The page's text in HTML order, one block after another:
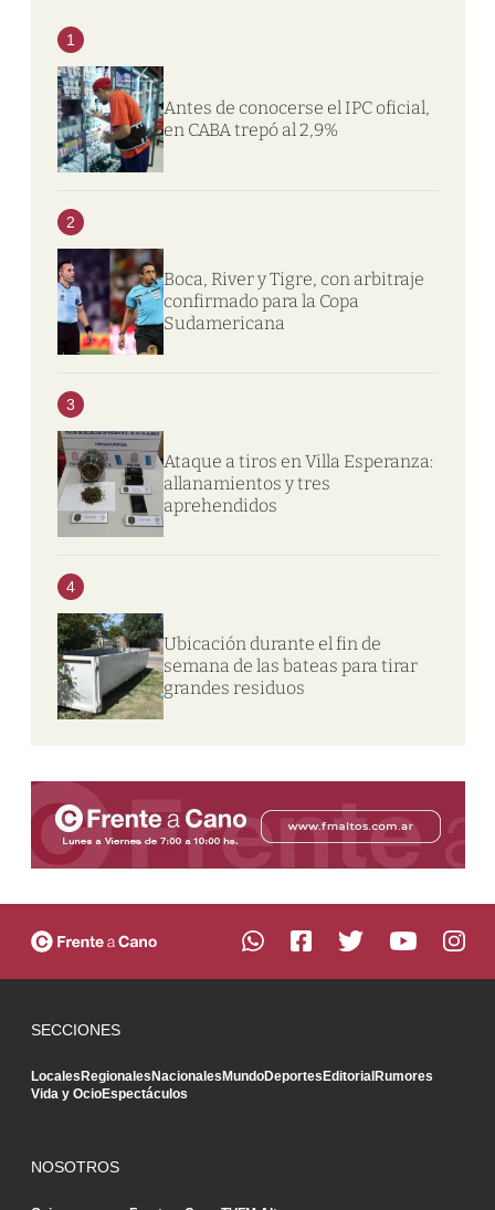
1
Antes de conocerse el IPC oficial,
en CABA trepó al 2,9%
2
Boca, River y Tigre, con arbitraje
confirmado para la Copa
Sudamericana
3
Ataque a tiros en Villa Esperanza:
allanamientos y tres
aprehendidos
4
Ubicación durante el fin de
semana de las bateas para tirar
grandes residuos
SECCIONES
LocalesRegionalesNacionalesMundoDeportesEditorialRumores
Vida y OcioEspectáculos
NOSOTROS